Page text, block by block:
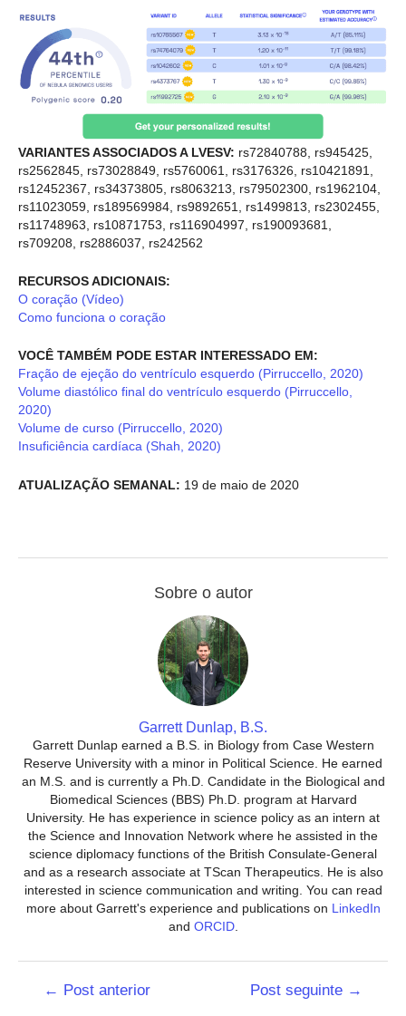
VARIANTES ASSOCIADOS A LVESV: rs72840788, rs945425,
rs2562845, rs73028849, rs5760061, rs3176326, rs10421891,
rs12452367, rs34373805, rs8063213, rs79502300, rs1962104,
rs11023059, rs189569984, rs9892651, rs1499813, rs2302455,
rs11748963, rs10871753, rs116904997, rs190093681,
rs709208, rs2886037, rs242562
RECURSOS ADICIONAIS:
O coração (Vídeo)
Como funciona o coração
VOCÊ TAMBÉM PODE ESTAR INTERESSADO EM:
Fração de ejeção do ventrículo esquerdo (Pirruccello, 2020)
Volume diastólico final do ventrículo esquerdo (Pirruccello,
2020)
Volume de curso (Pirruccello, 2020)
Insuficiência cardíaca (Shah, 2020)
ATUALIZAÇÃO SEMANAL: 19 de maio de 2020
Sobre o autor
Garrett Dunlap, B.S.
Garrett Dunlap earned a B.S. in Biology from Case Western
Reserve University with a minor in Political Science. He earned
an M.S. and is currently a Ph.D. Candidate in the Biological and
Biomedical Sciences (BBS) Ph.D. program at Harvard
University. He has experience in science policy as an intern at
the Science and Innovation Network where he assisted in the
science diplomacy functions of the British Consulate-General
and as a research associate at TScan Therapeutics. He is also
interested in science communication and writing. You can read
more about Garrett's experience and publications on LinkedIn
and ORCID.
Navegação
← Post anterior Post seguinte →